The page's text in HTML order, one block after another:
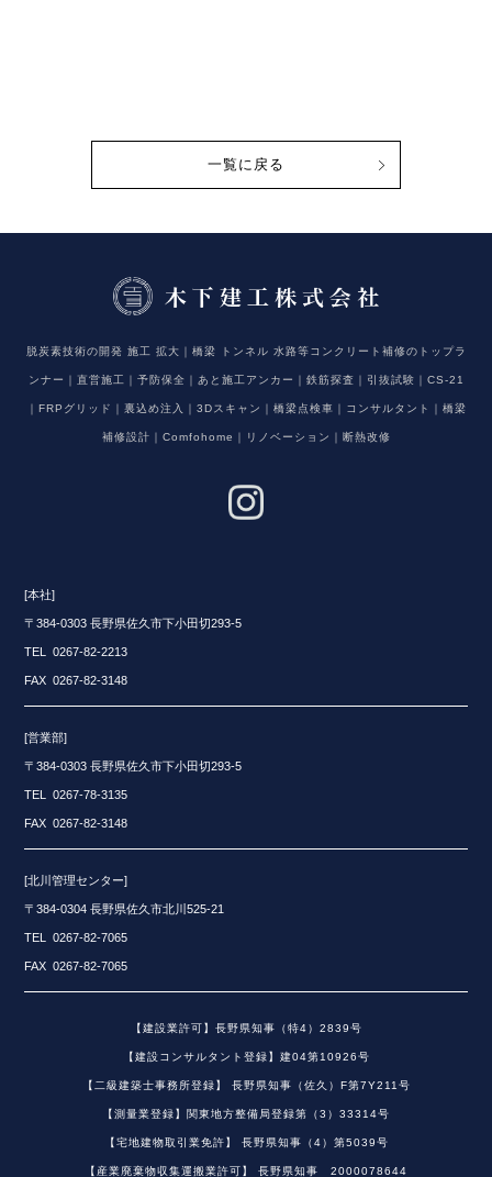
一覧に戻る
脱炭素技術の開発 施工 拡大｜橋梁 トンネル 水路等コンクリート補修のトップラ
ンナー｜直営施工｜予防保全｜あと施工アンカー｜鉄筋探査｜引抜試験｜CS-21
｜FRPグリッド｜裏込め注入｜3Dスキャン｜橋梁点検車｜コンサルタント｜橋梁
補修設計｜Comfohome｜リノベーション｜断熱改修
[本社]
〒384-0303 長野県佐久市下小田切293-5
TEL 0267-82-2213
FAX 0267-82-3148
[営業部]
〒384-0303 長野県佐久市下小田切293-5
TEL 0267-78-3135
FAX 0267-82-3148
[北川管理センター]
〒384-0304 長野県佐久市北川525-21
TEL 0267-82-7065
FAX 0267-82-7065
【建設業許可】長野県知事（特4）2839号
【建設コンサルタント登録】建04第10926号
【二級建築士事務所登録】 長野県知事（佐久）F第7Y211号
【測量業登録】関東地方整備局登録第（3）33314号
【宅地建物取引業免許】 長野県知事（4）第5039号
【産業廃棄物収集運搬業許可】 長野県知事 2000078644